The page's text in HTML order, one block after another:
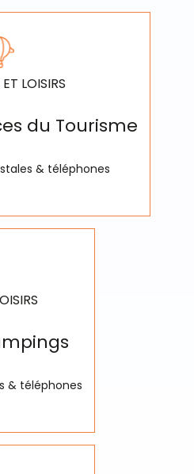
LOISIRS
du Tourisme
& téléphones
& téléphones